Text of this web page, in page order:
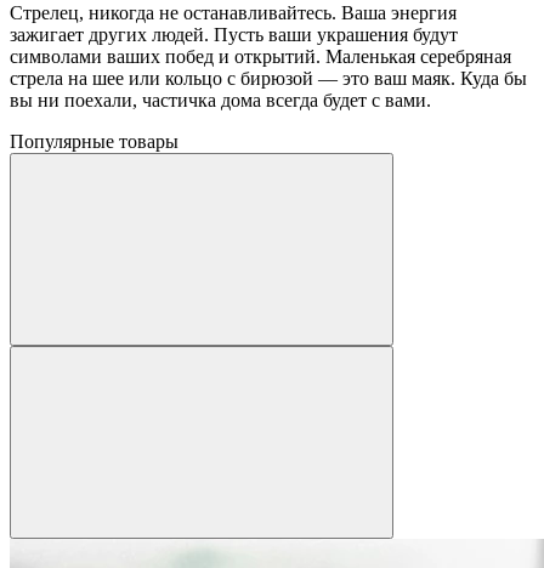
Стрелец, никогда не останавливайтесь. Ваша энергия
зажигает других людей. Пусть ваши украшения будут
символами ваших побед и открытий. Маленькая серебряная
стрела на шее или кольцо с бирюзой — это ваш маяк. Куда бы
вы ни поехали, частичка дома всегда будет с вами.
Популярные товары